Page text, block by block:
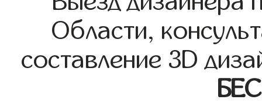
Области,
составление 3D